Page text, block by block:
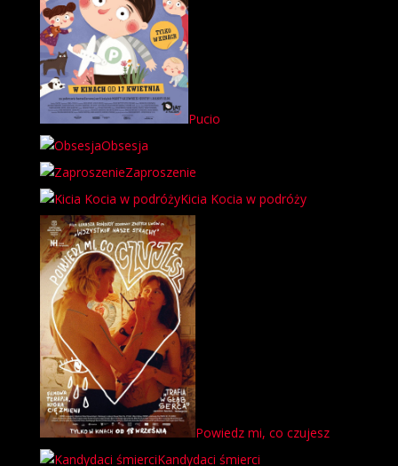
Pucio
Obsesja
Zaproszenie
Kicia Kocia w podróży
Powiedz mi, co czujesz
Kandydaci śmierci